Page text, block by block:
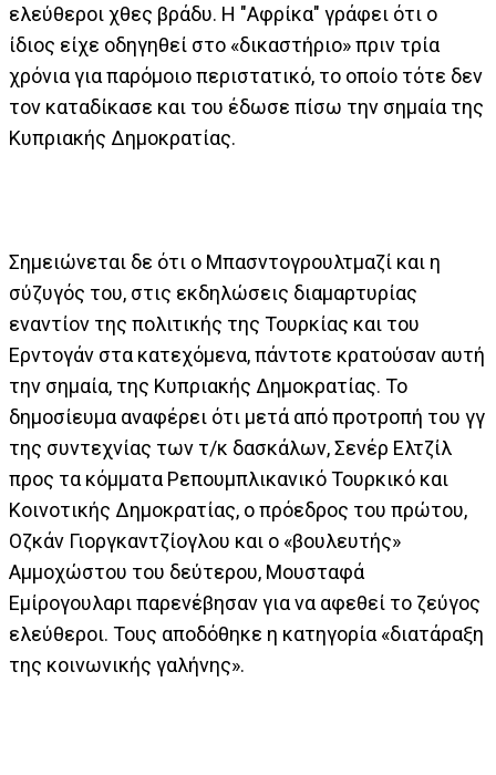
ελεύθεροι χθες βράδυ. Η "Αφρίκα" γράφει ότι ο
ίδιος είχε οδηγηθεί στο «δικαστήριο» πριν τρία
χρόνια για παρόμοιο περιστατικό, το οποίο τότε δεν
τον καταδίκασε και του έδωσε πίσω την σημαία της
Κυπριακής Δημοκρατίας.
Σημειώνεται δε ότι ο Μπασντογρουλτμαζί και η
σύζυγός του, στις εκδηλώσεις διαμαρτυρίας
εναντίον της πολιτικής της Τουρκίας και του
Ερντογάν στα κατεχόμενα, πάντοτε κρατούσαν αυτή
την σημαία, της Κυπριακής Δημοκρατίας. Το
δημοσίευμα αναφέρει ότι μετά από προτροπή του γγ
της συντεχνίας των τ/κ δασκάλων, Σενέρ Ελτζίλ
προς τα κόμματα Ρεπουμπλικανικό Τουρκικό και
Κοινοτικής Δημοκρατίας, ο πρόεδρος του πρώτου,
Οζκάν Γιοργκαντζίογλου και ο «βουλευτής»
Αμμοχώστου του δεύτερου, Μουσταφά
Εμίρογουλαρι παρενέβησαν για να αφεθεί το ζεύγος
ελεύθεροι. Τους αποδόθηκε η κατηγορία «διατάραξη
της κοινωνικής γαλήνης».